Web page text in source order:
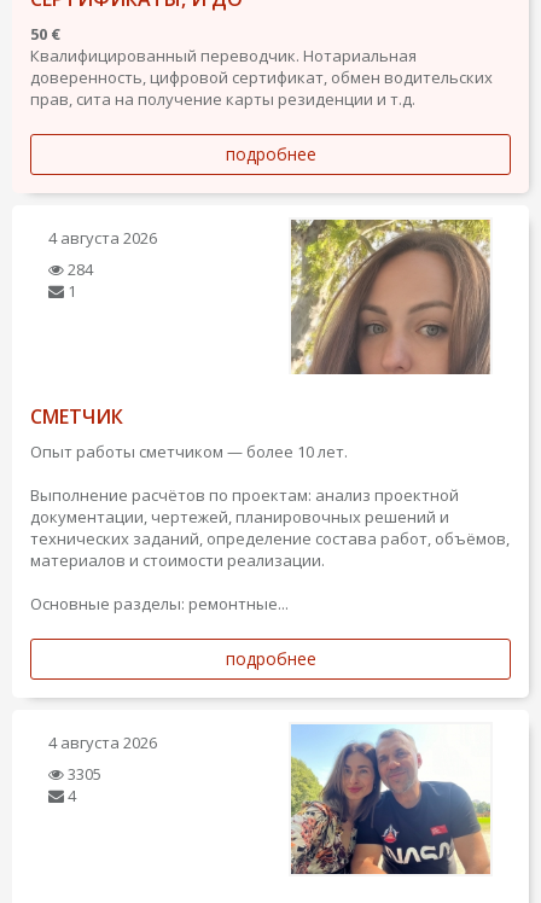
50 €
Квалифицированный переводчик. Нотариальная
доверенность, цифровой сертификат, обмен водительских
прав, сита на получение карты резиденции и т.д.
подробнее
4 августа 2026
284
1
СМЕТЧИК
Опыт работы сметчиком — более 10 лет.
Выполнение расчётов по проектам: анализ проектной
документации, чертежей, планировочных решений и
технических заданий, определение состава работ, объёмов,
материалов и стоимости реализации.
Основные разделы: ремонтные...
подробнее
4 августа 2026
3305
4